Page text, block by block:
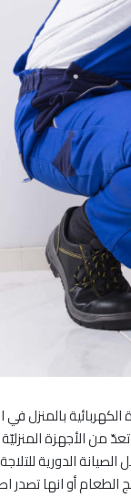
الكهربائية بالمنزل
تعدّ من الأجهزة
الدورية
أو انها تصدر